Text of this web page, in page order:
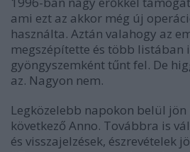
ami ezt az akkor még új
használta. Aztán valahogy az
megszépítette és több listában
gyöngyszemként tűnt fel. De
az. Nagyon nem.
Legközelebb napokon belül jön
következő Anno. Továbbra is
és visszajelzések, észrevételek